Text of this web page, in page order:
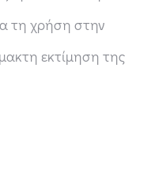
τη χρήση στην
εκτίμηση της